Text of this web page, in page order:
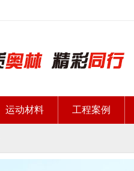
运动材料 工程案例